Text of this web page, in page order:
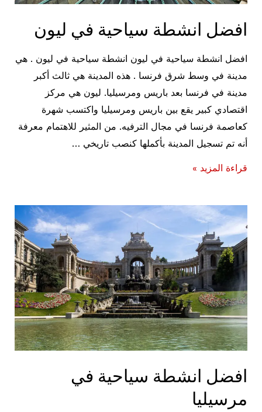
افضل انشطة سياحية في ليون
افضل انشطة سياحية في ليون انشطة سياحية في ليون . هي
مدينة في وسط شرق فرنسا . هذه المدينة هي ثالث أكبر
مدينة في فرنسا بعد باريس ومرسيليا. ليون هي مركز
اقتصادي كبير يقع بين باريس ومرسيليا واكتسب شهرة
كعاصمة فرنسا في مجال الترفيه. من المثير للاهتمام معرفة
أنه تم تسجيل المدينة بأكملها كنصب تاريخي …
افضل
في
ليون
قراءة المزيد »
افضل انشطة سياحية في
مرسيليا